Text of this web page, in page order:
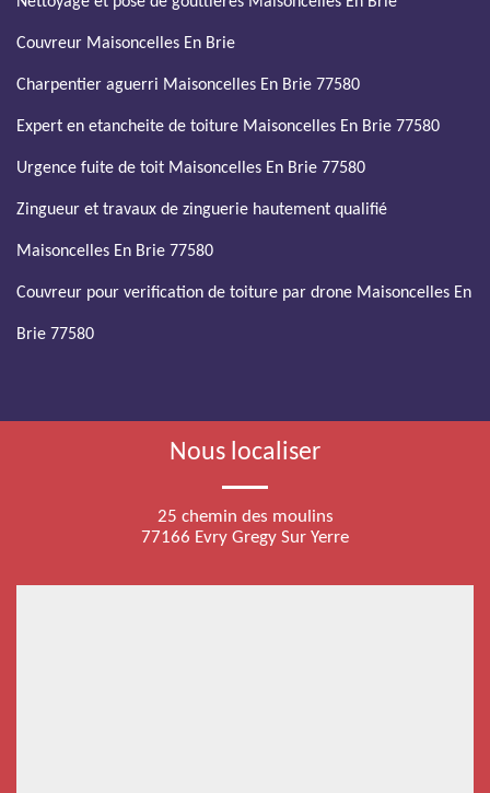
Couvreur Maisoncelles En Brie
Charpentier aguerri Maisoncelles En Brie 77580
Expert en etancheite de toiture Maisoncelles En Brie 77580
Urgence fuite de toit Maisoncelles En Brie 77580
Zingueur et travaux de zinguerie hautement qualifié
Maisoncelles En Brie 77580
Couvreur pour verification de toiture par drone Maisoncelles En
Brie 77580
Nous localiser
25 chemin des moulins
77166 Evry Gregy Sur Yerre